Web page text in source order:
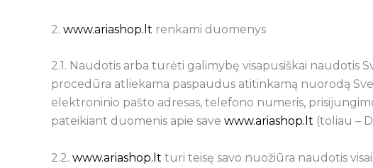
2. www.ariashop.lt renkami duomenys
2.1. Naudotis arba turėti galimybę visapusiškai naudotis
procedūra atliekama paspaudus atitinkamą nuorodą
elektroninio pašto adresas, telefono numeris,
pateikiant duomenis apie save www.ariashop.lt (toliau –
2.2. www.ariashop.lt turi teisę savo nuožiūra naudotis